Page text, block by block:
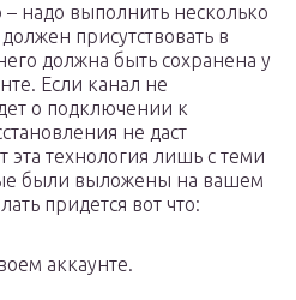
– надо выполнить несколько
присутствовать в
должна быть сохранена у
Если канал не
о подключении к
не даст
эта технология лишь с теми
были выложены на вашем
придется вот что:
аккаунте.